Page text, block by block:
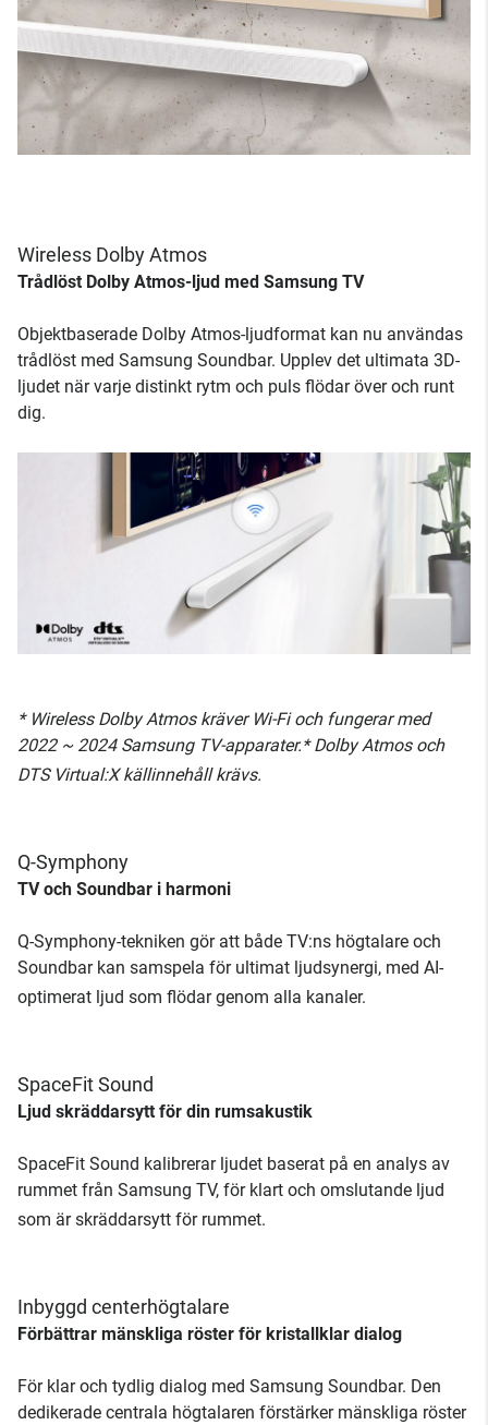
Wireless Dolby Atmos
Trådlöst Dolby Atmos-ljud med Samsung TV
Objektbaserade Dolby Atmos-ljudformat kan nu användas
trådlöst med Samsung Soundbar. Upplev det ultimata 3D-
ljudet när varje distinkt rytm och puls flödar över och runt
dig.
* Wireless Dolby Atmos kräver Wi-Fi och fungerar med
2022 ~ 2024 Samsung TV-apparater.* Dolby Atmos och
DTS Virtual:X källinnehåll krävs.
Q-Symphony
TV och Soundbar i harmoni
Q-Symphony-tekniken gör att både TV:ns högtalare och
Soundbar kan samspela för ultimat ljudsynergi, med AI-
optimerat ljud som flödar genom alla kanaler.
SpaceFit Sound
Ljud skräddarsytt för din rumsakustik
SpaceFit Sound kalibrerar ljudet baserat på en analys av
rummet från Samsung TV, för klart och omslutande ljud
som är skräddarsytt för rummet.
Inbyggd centerhögtalare
Förbättrar mänskliga röster för kristallklar dialog
För klar och tydlig dialog med Samsung Soundbar. Den
dedikerade centrala högtalaren förstärker mänskliga röster